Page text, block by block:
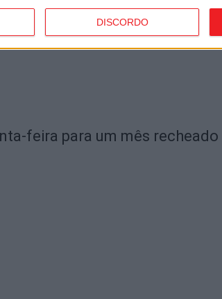
DISCORDO
feira para um mês recheado